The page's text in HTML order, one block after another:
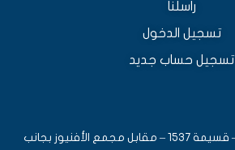
راسلنا
تسجيل الدخول
تسجيل حساب جديد
الكويت – الري -قطعة 1 – قسيمة 1537 – مقابل مجمع الأفنيوز بجانب